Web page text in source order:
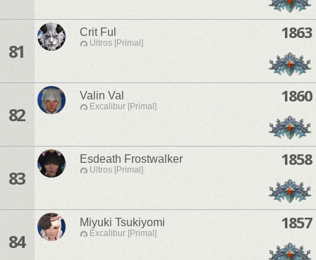
81
Crit Ful
Ultros [Primal]
1863
82
Valin Val
Excalibur [Primal]
1860
83
Esdeath Frostwalker
Ultros [Primal]
1858
84
Miyuki Tsukiyomi
Excalibur [Primal]
1857